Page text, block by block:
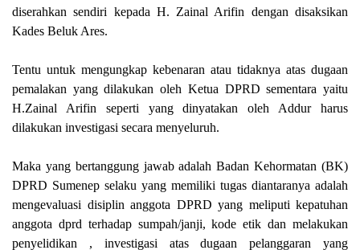
diserahkan sendiri kepada H. Zainal Arifin dengan disaksikan
Kades Beluk Ares.
Tentu untuk mengungkap kebenaran atau tidaknya atas dugaan
pemalakan yang dilakukan oleh Ketua DPRD sementara yaitu
H.Zainal Arifin seperti yang dinyatakan oleh Addur harus
dilakukan investigasi secara menyeluruh.
Maka yang bertanggung jawab adalah Badan Kehormatan (BK)
DPRD Sumenep selaku yang memiliki tugas diantaranya adalah
mengevaluasi disiplin anggota DPRD yang meliputi kepatuhan
anggota dprd terhadap sumpah/janji, kode etik dan melakukan
penyelidikan , investigasi atas dugaan pelanggaran yang